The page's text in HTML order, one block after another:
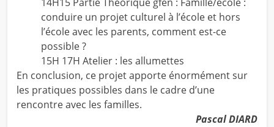
conduire un projet culturel à l’école et hors
l’école avec les parents, comment est-ce
possible ?
15H 17H Atelier : les allumettes
En conclusion, ce projet apporte énormément sur
les pratiques possibles dans le cadre d’une
rencontre avec les familles.
Pascal DIARD